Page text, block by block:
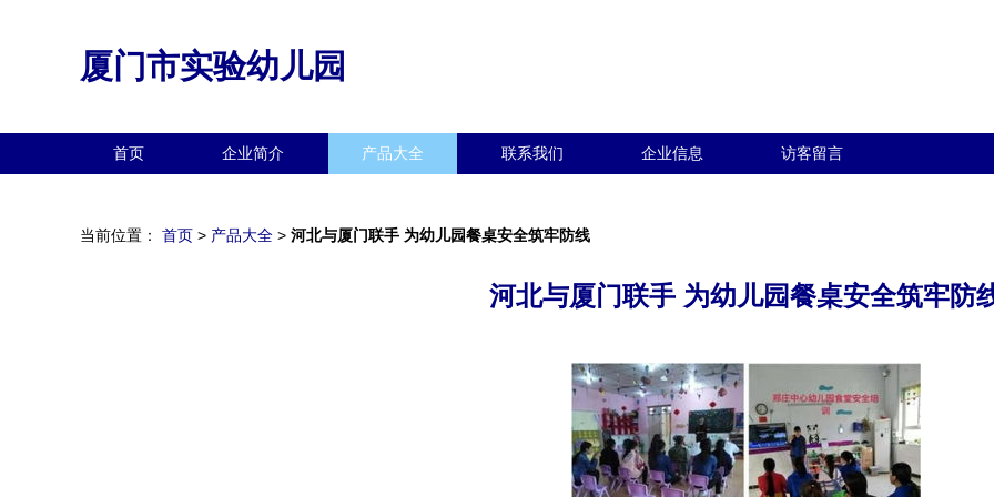
厦门市实验幼儿园
首页 企业简介 产品大全 联系我们 企业信息 访客留言
当前位置： 首页 > 产品大全 > 河北与厦门联手 为幼儿园餐桌安全筑牢防线
河北与厦门联手 为幼儿园餐桌安全筑牢防